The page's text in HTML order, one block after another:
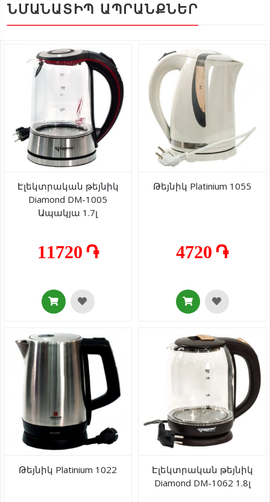
ՆՄԱՆԱՏԻՊ ԱՊՐԱՆՔՆԵՐ
Էլեկտրական թեյնիկ
Diamond DM-1005
Ապակյա 1.7լ
11720 ֏
Թեյնիկ Platinium 1055
4720 ֏
Թեյնիկ Platinium 1022
Էլեկտրական թեյնիկ
Diamond DM-1062 1.8լ